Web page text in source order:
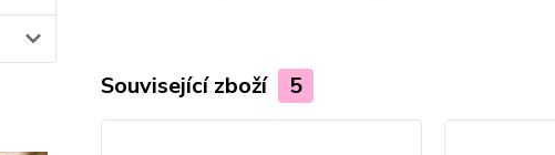
Související zboží 5